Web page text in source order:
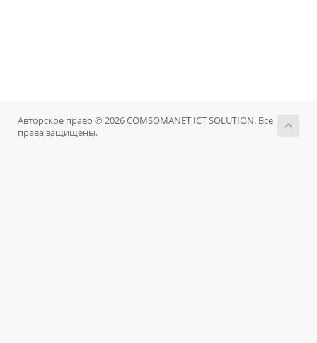
Авторское право © 2026 COMSOMANET ICT SOLUTION. Все
права защищены.